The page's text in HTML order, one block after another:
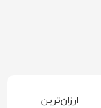
ارزان‌ترین